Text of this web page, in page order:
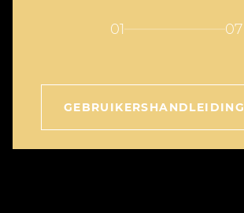
01 07
GEBRUIKERSHANDLEIDING